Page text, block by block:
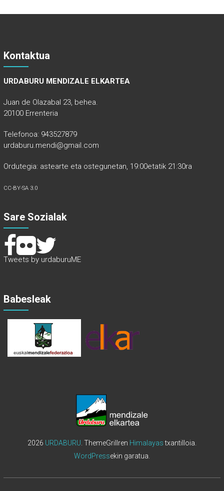
Kontaktua
URDABURU MENDIZALE ELKARTEA
Juan de Olazabal 23, behea.
20100 Errenteria
Telefonoa: 943527879
urdaburu.mendi@gmail.com
Ordutegia: astearte eta ostegunetan, 19:00etatik 21:30ra
CC-BY-SA 3.0
Sare Sozialak
Tweets by urdaburuME
Babesleak
2026 URDABURU . ThemeGrillren Himalayastxantilloia.
WordPressekin garatua.